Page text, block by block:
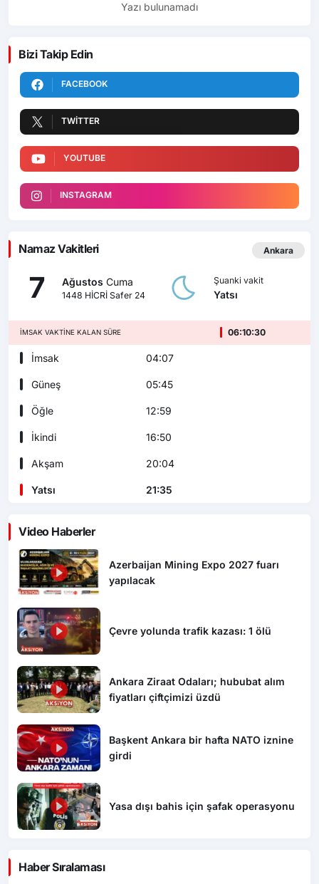
Yazı bulunamadı
Bizi Takip Edin
FACEBOOK
TWITTER
YOUTUBE
INSTAGRAM
Namaz Vakitleri Ankara
7 Ağustos Cuma
1448 HİCRİ Safer 24
Şuanki vakit
Yatsı
İMSAK VAKTINE KALAN SÜRE 06:10:28
İmsak 04:07
Güneş 05:45
Öğle 12:59
İkindi 16:50
Akşam 20:04
Yatsı 21:35
Video Haberler
Azerbaijan Mining Expo 2027 fuarı
yapılacak
Çevre yolunda trafik kazası: 1 ölü
Ankara Ziraat Odaları; hububat alım
fiyatları çiftçimizi üzdü
Başkent Ankara bir hafta NATO iznine
girdi
Yasa dışı bahis için şafak operasyonu
Haber Sıralaması